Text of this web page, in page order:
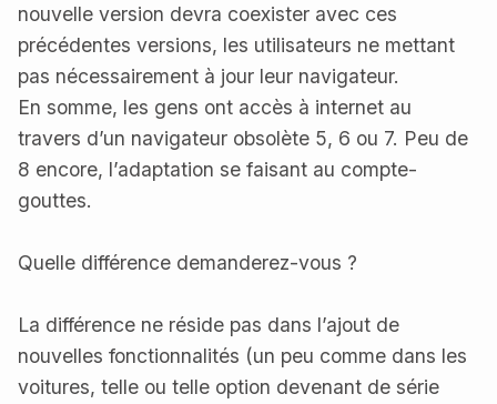
nouvelle version devra coexister avec ces
précédentes versions, les utilisateurs ne mettant
pas nécessairement à jour leur navigateur.
En somme, les gens ont accès à internet au
travers d’un navigateur obsolète 5, 6 ou 7. Peu de
8 encore, l’adaptation se faisant au compte-
gouttes.
Quelle différence demanderez-vous ?
La différence ne réside pas dans l’ajout de
nouvelles fonctionnalités (un peu comme dans les
voitures, telle ou telle option devenant de série